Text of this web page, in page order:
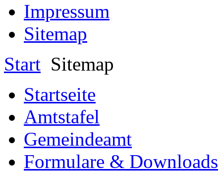
Impressum
Sitemap
Start Sitemap
Startseite
Amtstafel
Gemeindeamt
Formulare & Downloads